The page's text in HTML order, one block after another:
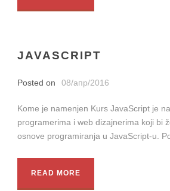
JAVASCRIPT
Posted on 08/апр/2016
Kome je namenjen Kurs JavaScript je
programerima i web dizajnerima koji bi
osnove programiranja u JavaScript-u.
READ MORE